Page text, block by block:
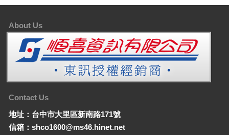
About Us
Contact Us
地址：台中市大里區新南路171號
信箱：shco1600@ms46.hinet.net